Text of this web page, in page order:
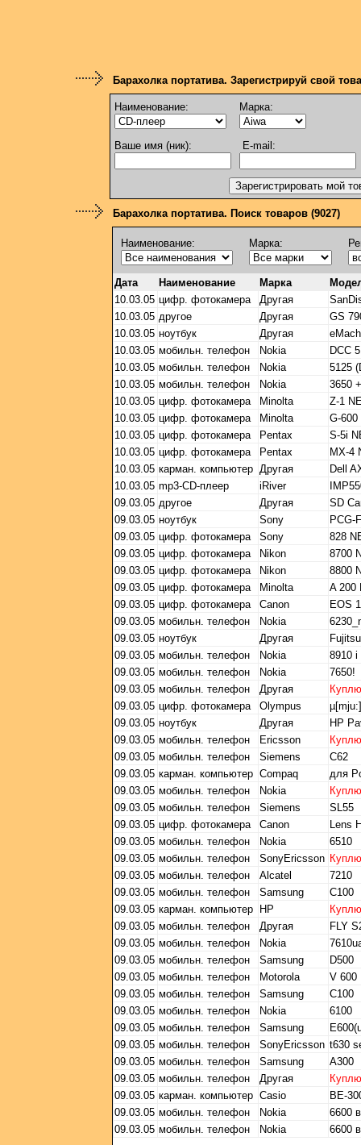
Барахолка портатива. Зарегистрируй свой
Наименование: Марка:
Ваше имя (ник): E-mail:
Барахолка портатива. Поиск товаров (9027)
Наименование: Марка:
Дата Наименование Марка
10.03.05 цифр. фотокамера Другая
10.03.05 другое Другая
GS
10.03.05 ноутбук Другая
10.03.05 мобильн. телефон Nokia
DCC
10.03.05 мобильн. телефон Nokia
5125
10.03.05 мобильн. телефон Nokia
3650
10.03.05 цифр. фотокамера Minolta
Z-1
10.03.05 цифр. фотокамера Minolta
G-600
10.03.05 цифр. фотокамера Pentax
S-5i
10.03.05 цифр. фотокамера Pentax
MX-4
10.03.05 карман. компьютер Другая
Dell
10.03.05 mp3-CD-плеер iRiver
09.03.05 другое Другая
SD
09.03.05 ноутбук Sony
PCG-
09.03.05 цифр. фотокамера Sony
828
09.03.05 цифр. фотокамера Nikon
8700
09.03.05 цифр. фотокамера Nikon
8800
09.03.05 цифр. фотокамера Minolta
A 200
09.03.05 цифр. фотокамера Canon
EOS
09.03.05 мобильн. телефон Nokia
09.03.05 ноутбук Другая
09.03.05 мобильн. телефон Nokia
8910 i
09.03.05 мобильн. телефон Nokia
7650!
09.03.05 мобильн. телефон Другая
Куплю
09.03.05 цифр. фотокамера Olympus
09.03.05 ноутбук Другая
HP
09.03.05 мобильн. телефон Ericsson
Куплю
09.03.05 мобильн. телефон Siemens
C62
09.03.05 карман. компьютер Compaq
для
09.03.05 мобильн. телефон Nokia
Куплю
09.03.05 мобильн. телефон Siemens
SL55
09.03.05 цифр. фотокамера Canon
Lens
09.03.05 мобильн. телефон Nokia
6510
09.03.05 мобильн. телефон SonyEricsson Куплю
09.03.05 мобильн. телефон Alcatel
7210
09.03.05 мобильн. телефон Samsung
C100
09.03.05 карман. компьютер HP
Куплю
09.03.05 мобильн. телефон Другая
FLY
09.03.05 мобильн. телефон Nokia
09.03.05 мобильн. телефон Samsung
D500
09.03.05 мобильн. телефон Motorola
V 600
09.03.05 мобильн. телефон Samsung
С100
09.03.05 мобильн. телефон Nokia
6100
09.03.05 мобильн. телефон Samsung
09.03.05 мобильн. телефон SonyEricsson t630
09.03.05 мобильн. телефон Samsung
A300
09.03.05 мобильн. телефон Другая
Куплю
09.03.05 карман. компьютер Casio
BE-
09.03.05 мобильн. телефон Nokia
6600
09.03.05 мобильн. телефон Nokia 6600